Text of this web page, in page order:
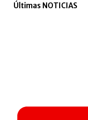
Últimas NOTICIAS